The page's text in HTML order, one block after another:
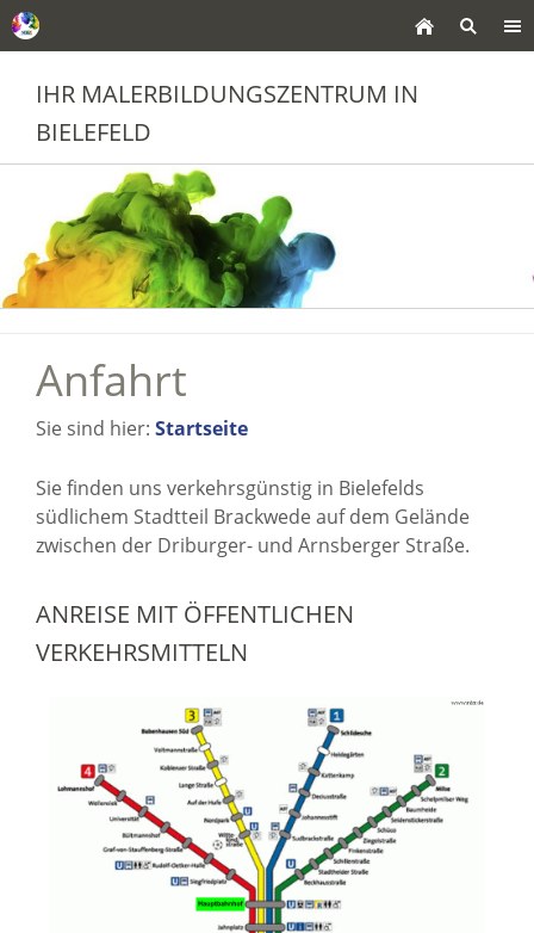
IHR MALERBILDUNGSZENTRUM IN
BIELEFELD
Anfahrt
Sie sind hier: Startseite
Sie finden uns verkehrsgünstig in Bielefelds
südlichem Stadtteil Brackwede auf dem Gelände
zwischen der Driburger- und Arnsberger Straße.
ANREISE MIT ÖFFENTLICHEN
VERKEHRSMITTELN